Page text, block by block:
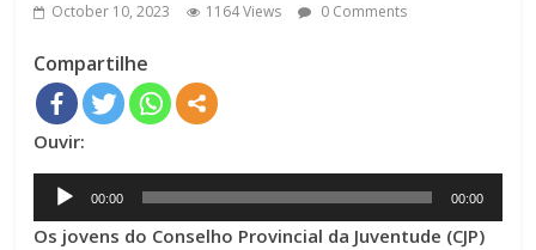
October 10, 2023 1164 Views 0 Comments
Compartilhe
Ouvir:
Audio
Player
00:00 00:00
Os jovens do Conselho Provincial da Juventude (CJP)